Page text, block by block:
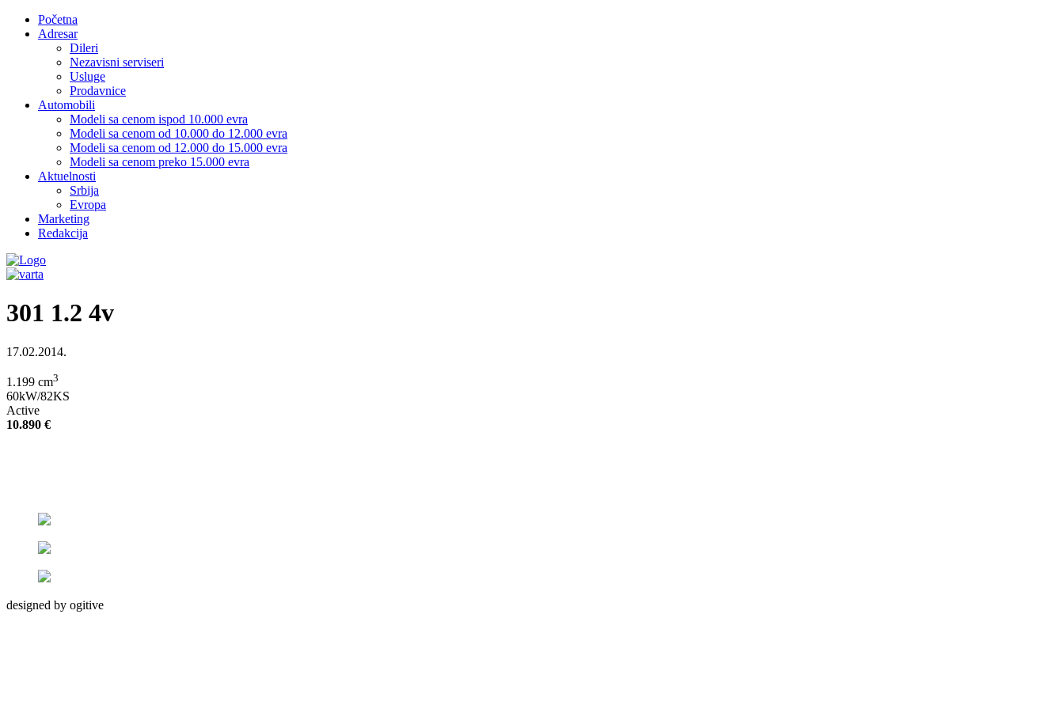
Početna
Adresar
Dileri
Nezavisni serviseri
Usluge
Prodavnice
Automobili
Modeli sa cenom ispod 10.000 evra
Modeli sa cenom od 10.000 do 12.000 evra
Modeli sa cenom od 12.000 do 15.000 evra
Modeli sa cenom preko 15.000 evra
Aktuelnosti
Srbija
Evropa
Marketing
Redakcija
301 1.2 4v
17.02.2014.
1.199 cm3
60kW/82KS
Active
10.890 €
designed by ogitive